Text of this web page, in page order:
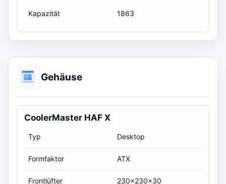
Kapazität 1863
Gehäuse
CoolerMaster HAF X
Typ Desktop
Formfaktor ATX
Frontlüfter 230x230x30